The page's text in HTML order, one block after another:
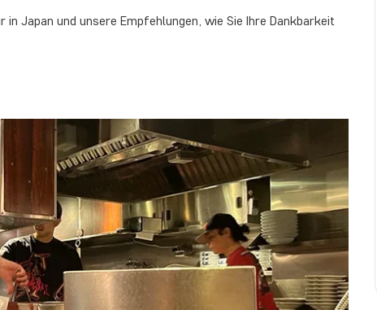
Japan und unsere Empfehlungen, wie Sie Ihre Dankbarkeit